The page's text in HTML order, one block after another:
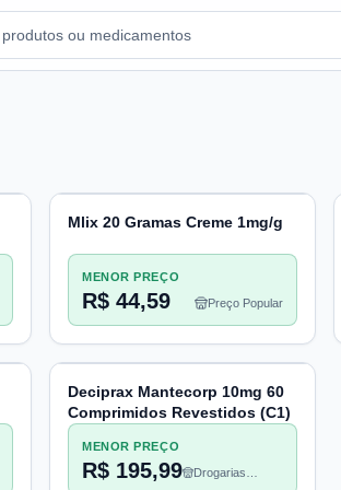
Mlix 20 Gramas Creme 1mg/g
MENOR PREÇO
R$ 44,59 Preço Popular
Deciprax Mantecorp 10mg 60
Comprimidos Revestidos (C1)
MENOR PREÇO
R$ 195,99
Drogarias